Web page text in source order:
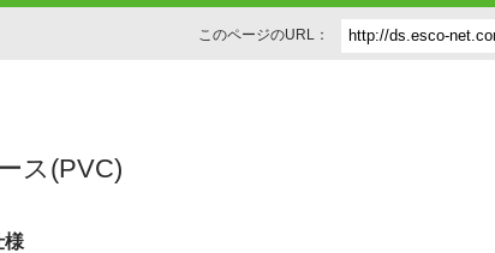
このページのURL：
ス(PVC)
様